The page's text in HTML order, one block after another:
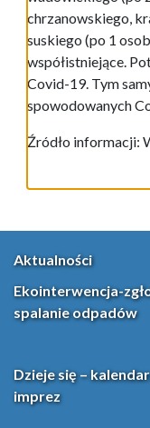
chrzanowskiego,
suskiego (po 1
współistniejące.
Covid-19. Tym
spowodowanych
Źródło informacji:
Aktualności
Ekointerwencja-
spalanie odpadów
Dzieje się –
imprez